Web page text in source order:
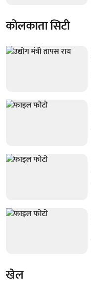
कोलकाता सिटी
खेल